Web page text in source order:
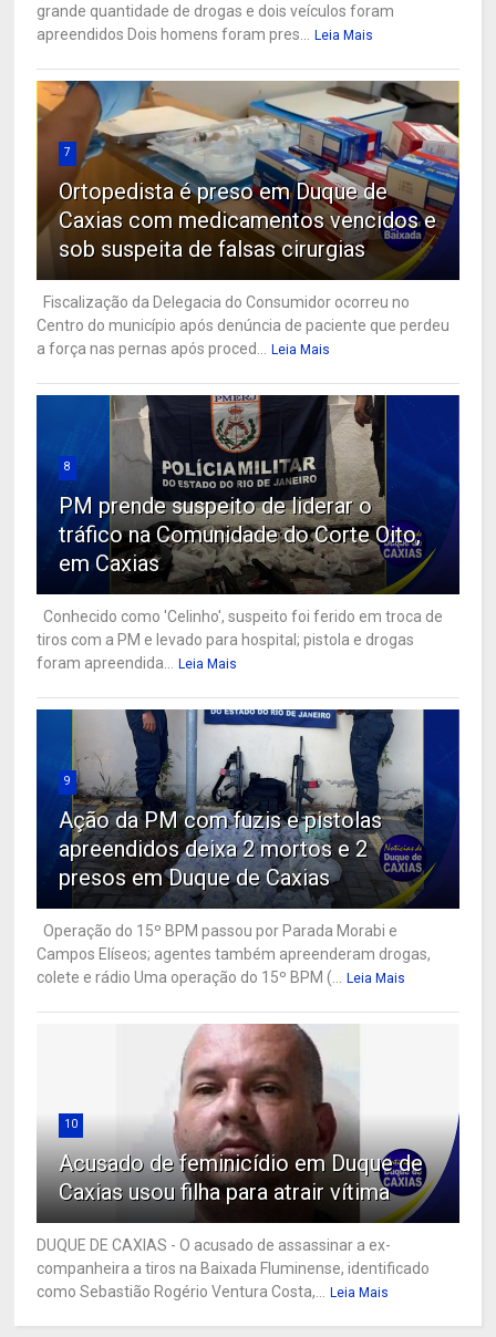
grande quantidade de drogas e dois veículos foram
apreendidos Dois homens foram pres...
Leia Mais
7
Ortopedista é preso em Duque de
Caxias com medicamentos vencidos e
sob suspeita de falsas cirurgias
Fiscalização da Delegacia do Consumidor ocorreu no
Centro do município após denúncia de paciente que perdeu
a força nas pernas após proced...
Leia Mais
8
PM prende suspeito de liderar o
tráfico na Comunidade do Corte Oito,
em Caxias
Conhecido como 'Celinho', suspeito foi ferido em troca de
tiros com a PM e levado para hospital; pistola e drogas
foram apreendida...
Leia Mais
9
Ação da PM com fuzis e pistolas
apreendidos deixa 2 mortos e 2
presos em Duque de Caxias
Operação do 15º BPM passou por Parada Morabi e
Campos Elíseos; agentes também apreenderam drogas,
colete e rádio Uma operação do 15º BPM (...
Leia Mais
10
Acusado de feminicídio em Duque de
Caxias usou filha para atrair vítima
DUQUE DE CAXIAS - O acusado de assassinar a ex-
companheira a tiros na Baixada Fluminense, identificado
como Sebastião Rogério Ventura Costa,...
Leia Mais